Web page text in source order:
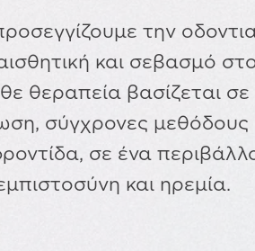
την
και σεβασμό
θεραπεία βασίζεται σε
σύγχρονες μεθόδους
σε ένα
και ηρεμία.